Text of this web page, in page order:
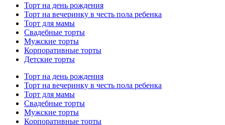
Торт на день рождения
Торт на вечеринку в честь пола ребенка
Торт для мамы
Свадебные торты
Мужские торты
Корпоративные торты
Детские торты
Торт на день рождения
Торт на вечеринку в честь пола ребенка
Торт для мамы
Свадебные торты
Мужские торты
Корпоративные торты